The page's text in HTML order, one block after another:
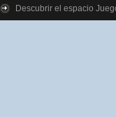
Descubrir el espacio